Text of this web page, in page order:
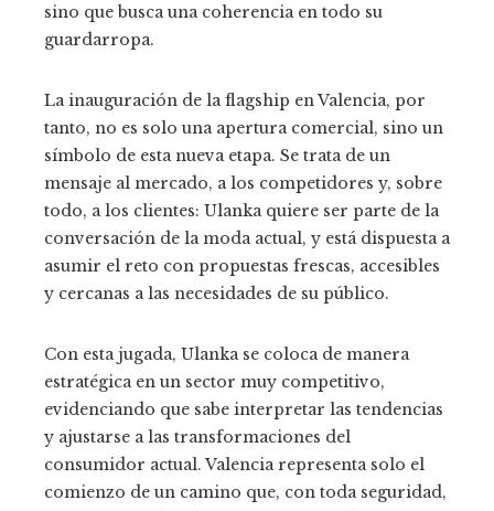
sino que busca una coherencia en todo su
guardarropa.
La inauguración de la flagship en Valencia, por
tanto, no es solo una apertura comercial, sino un
símbolo de esta nueva etapa. Se trata de un
mensaje al mercado, a los competidores y, sobre
todo, a los clientes: Ulanka quiere ser parte de la
conversación de la moda actual, y está dispuesta a
asumir el reto con propuestas frescas, accesibles
y cercanas a las necesidades de su público.
Con esta jugada, Ulanka se coloca de manera
estratégica en un sector muy competitivo,
evidenciando que sabe interpretar las tendencias
y ajustarse a las transformaciones del
consumidor actual. Valencia representa solo el
comienzo de un camino que, con toda seguridad,